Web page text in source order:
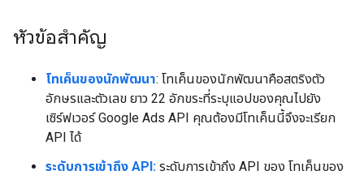
หัวข้อสำคัญ
โทเค็นของนักพัฒนา: โทเค็นของนักพัฒนาคือสตริงตัว
อักษรและตัวเลข ยาว 22 อักขระที่ระบุแอปของคุณไปยัง
เซิร์ฟเวอร์ Google Ads API คุณต้องมีโทเค็นนี้จึงจะเรียก
API ได้
ระดับการเข้าถึง API: ระดับการเข้าถึง API ของ โทเค็นของ